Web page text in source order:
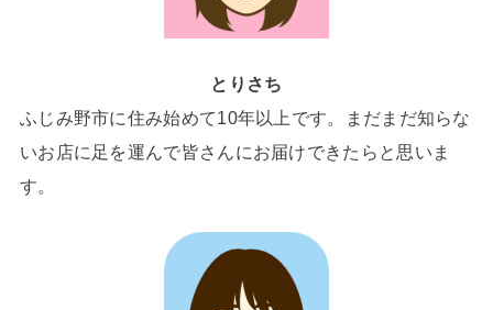
とりさち
ふじみ野市に住み始めて10年以上です。まだまだ知らな
いお店に足を運んで皆さんにお届けできたらと思いま
す。